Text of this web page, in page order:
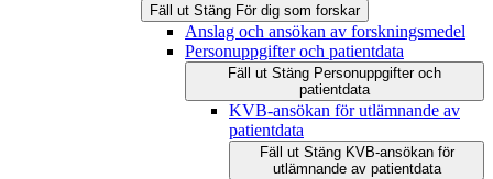
Fäll ut Stäng För dig som forskar
Anslag och ansökan av forskningsmedel
Personuppgifter och patientdata
Fäll ut Stäng Personuppgifter och
patientdata
KVB-ansökan för utlämnande av
patientdata
Fäll ut Stäng KVB-ansökan för
utlämnande av patientdata